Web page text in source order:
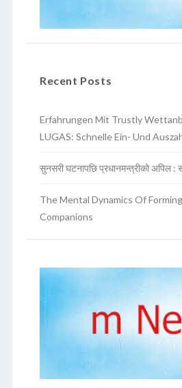
Recent Posts
Erfahrungen Mit Trustly
LUGAS: Schnelle Ein- Und
सुनसरी घटनापछि प्रधानमन्त्रीको अपिल :
The Mental Dynamics Of
Companions